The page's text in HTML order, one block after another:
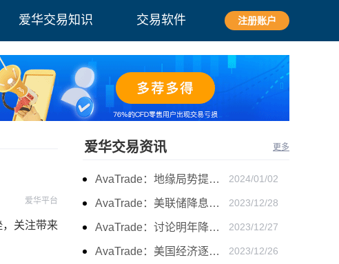
爱华交易知识 交易软件 注册账户
爱华平台
关注带来
爱华交易资讯 更多
AvaTrade：地缘局势提供避险支撑，现货黄金持续看涨 2024/01/02
AvaTrade：美联储降息叠加美元走软，黄金维持震荡 2023/12/28
AvaTrade：讨论明年降息可能性，鲍威尔言论影响黄金 2023/12/27
AvaTrade：美国经济逐步放缓，现货黄金上涨 2023/12/26